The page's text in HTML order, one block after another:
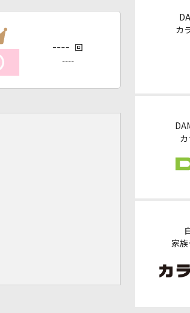
カ
カ
家族
---- 回
----